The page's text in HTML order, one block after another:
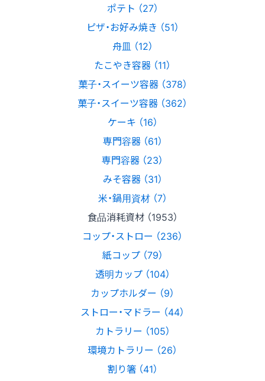
ポテト （27）
ピザ・お好み焼き （51）
舟皿 （12）
たこやき容器 （11）
菓子・スイーツ容器 （378）
菓子・スイーツ容器 （362）
ケーキ （16）
専門容器 （61）
専門容器 （23）
みそ容器 （31）
米・鍋用資材 （7）
食品消耗資材 （1953）
コップ・ストロー （236）
紙コップ （79）
透明カップ （104）
カップホルダー （9）
ストロー・マドラー （44）
カトラリー （105）
環境カトラリー （26）
割り箸 （41）